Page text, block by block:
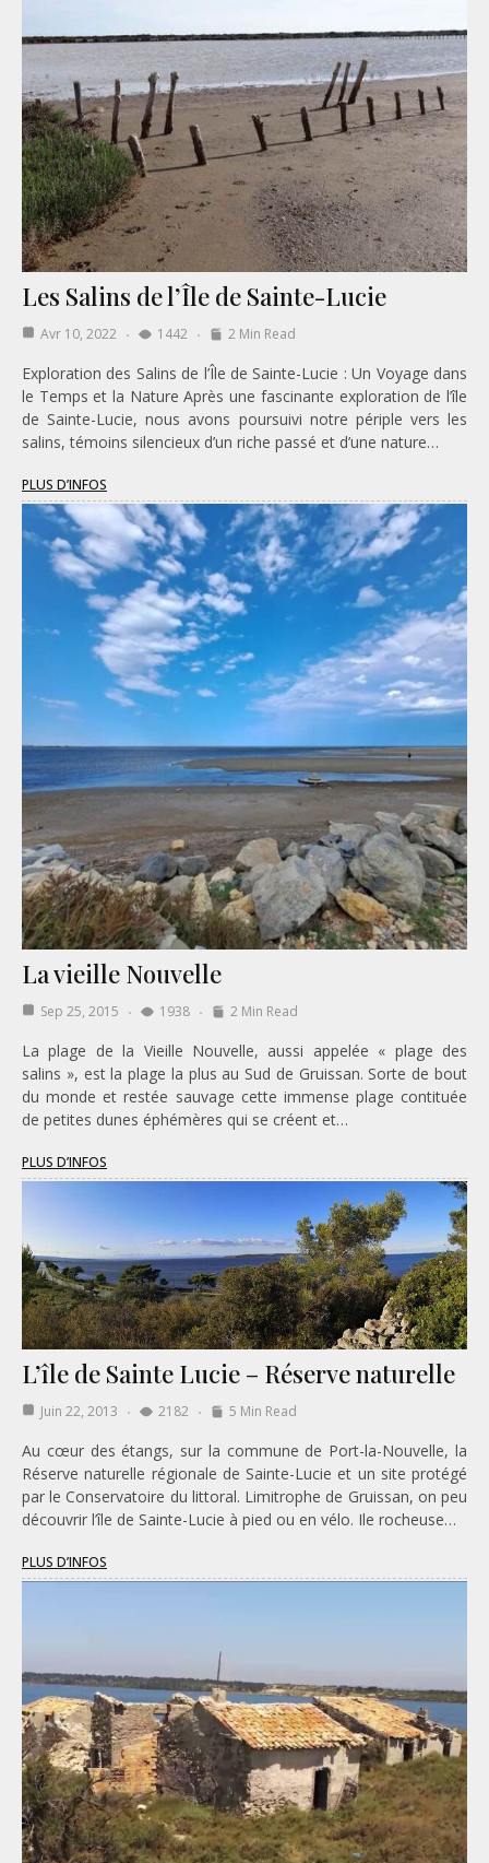
Les Salins de l’Île de Sainte-Lucie
Avr 10, 2022 1442 2 Min Read
Exploration des Salins de l’Île de Sainte-Lucie : Un Voyage dans
le Temps et la Nature Après une fascinante exploration de l’île
de Sainte-Lucie, nous avons poursuivi notre périple vers les
salins, témoins silencieux d’un riche passé et d’une nature…
PLUS D’INFOS
La vieille Nouvelle
Sep 25, 2015 1938 2 Min Read
La plage de la Vieille Nouvelle, aussi appelée « plage des
salins », est la plage la plus au Sud de Gruissan. Sorte de bout
du monde et restée sauvage cette immense plage contituée
de petites dunes éphémères qui se créent et…
PLUS D’INFOS
L’île de Sainte Lucie – Réserve naturelle
Juin 22, 2013 2182 5 Min Read
Au cœur des étangs, sur la commune de Port-la-Nouvelle, la
Réserve naturelle régionale de Sainte-Lucie et un site protégé
par le Conservatoire du littoral. Limitrophe de Gruissan, on peu
découvrir l’île de Sainte-Lucie à pied ou en vélo. Ile rocheuse…
PLUS D’INFOS